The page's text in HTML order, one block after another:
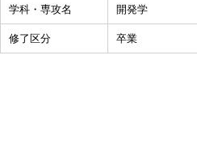
学科・専攻名 開発学
修了区分 卒業